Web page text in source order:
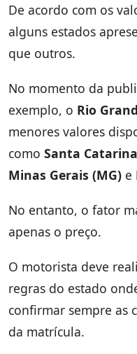
De acordo com os
alguns estados
que outros.
No momento da
exemplo, o Rio
menores valores
como Santa Catarina
Minas Gerais (MG) e
No entanto, o fator
apenas o preço.
O motorista deve
regras do estado
confirmar sempre as
da matrícula.